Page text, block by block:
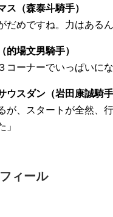
（森泰斗騎手）
だめですね。力はある
場文男騎手）
コーナーでいっぱいにな
スダン（岩田康誠騎手
が、スタートが全然、
」
ィール